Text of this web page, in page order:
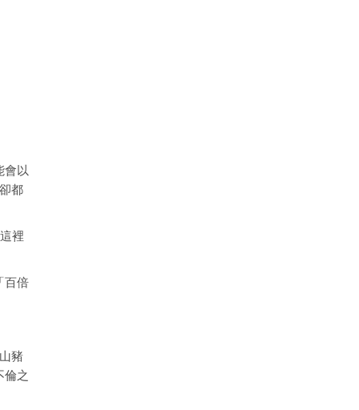
會以
都
裡
百倍
豬
倫之